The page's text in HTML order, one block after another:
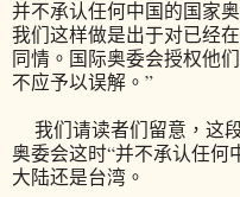
并不承认任何中国的国家
我们这样做是出于对已经
同情。国际奥委会授权他
不应予以误解。”
我们请读者们留意，这
奥委会这时“并不承认任何
大陆还是台湾。